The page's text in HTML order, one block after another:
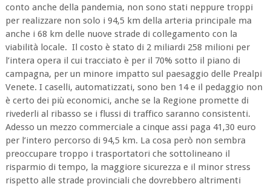
conto anche della pandemia, non sono stati neppure troppi
per realizzare non solo i 94,5 km della arteria principale ma
anche i 68 km delle nuove strade di collegamento con la
viabilità locale. Il costo è stato di 2 miliardi 258 milioni per
l’intera opera il cui tracciato è per il 70% sotto il piano di
campagna, per un minore impatto sul paesaggio delle Prealpi
Venete. I caselli, automatizzati, sono ben 14 e il pedaggio non
è certo dei più economici, anche se la Regione promette di
rivederli al ribasso se i flussi di traffico saranno consistenti.
Adesso un mezzo commerciale a cinque assi paga 41,30 euro
per l’intero percorso di 94,5 km. La cosa però non sembra
preoccupare troppo i trasportatori che sottolineano il
risparmio di tempo, la maggiore sicurezza e il minor stress
rispetto alle strade provinciali che dovrebbero altrimenti